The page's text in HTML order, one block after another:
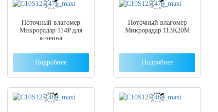
Поточный влагомер
Микрорадар 114P для
козеина
Подробнее
Поточный влагомер
Микрорадар 113К20M
Подробнее